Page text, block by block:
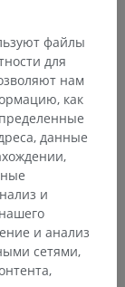
Spinal Cord
from: файлы
для
нам
как
данные
и
и анализ
сетями,